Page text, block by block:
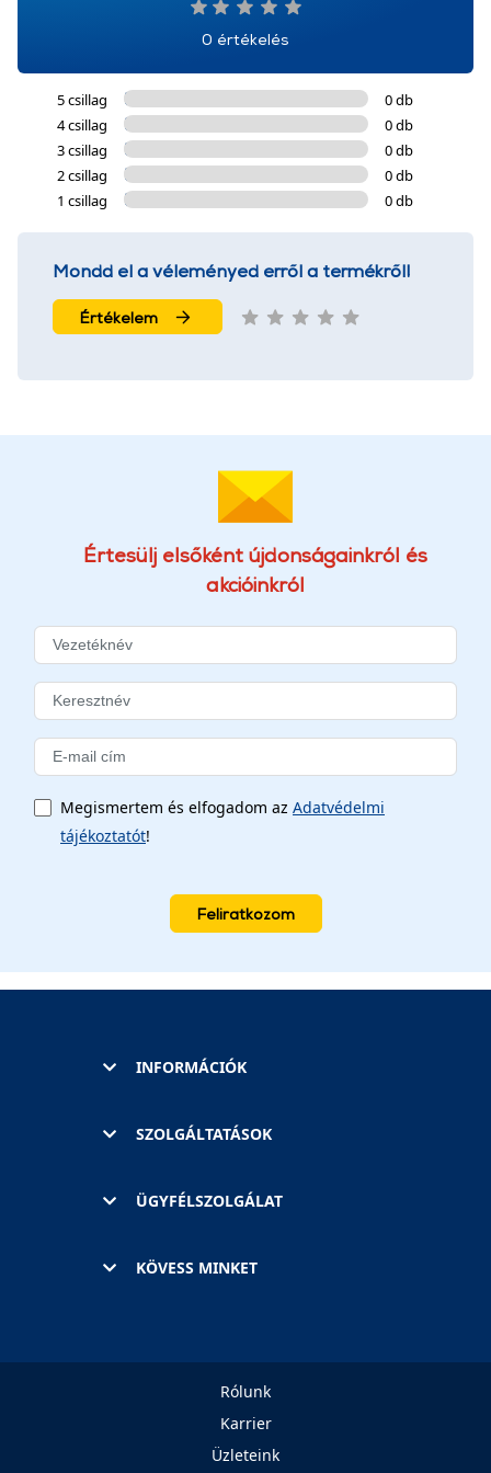
0 értékelés
5 csillag
0 db
4 csillag
0 db
3 csillag
0 db
2 csillag
0 db
1 csillag
0 db
Mondd el a véleményed erről a termékről!
Értékelem
Értesülj elsőként újdonságainkról és
akcióinkról
Megismertem és elfogadom az Adatvédelmi
tájékoztatót!
Feliratkozom
INFORMÁCIÓK
SZOLGÁLTATÁSOK
ÜGYFÉLSZOLGÁLAT
KÖVESS MINKET
Rólunk
Karrier
Üzleteink